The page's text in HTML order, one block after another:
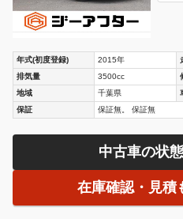
年式(初度登録) 2015年
排気量
3500cc
地域
千葉県
保証
保証無。 保証無
中古車の状
在庫確認・見積